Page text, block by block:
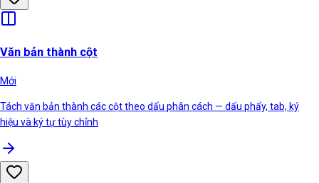
Văn bản thành cột
Mới
Tách văn bản thành các cột theo dấu phân cách — dấu phẩy, tab, ký
hiệu và ký tự tùy chỉnh